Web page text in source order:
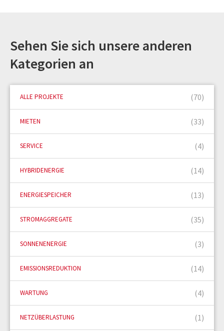
Sehen Sie sich unsere anderen
Kategorien an
ALLE PROJEKTE (70)
MIETEN (33)
SERVICE (4)
HYBRIDENERGIE (14)
ENERGIESPEICHER (13)
STROMAGGREGATE (35)
SONNENENERGIE (3)
EMISSIONSREDUKTION (14)
WARTUNG (4)
NETZÜBERLASTUNG (1)